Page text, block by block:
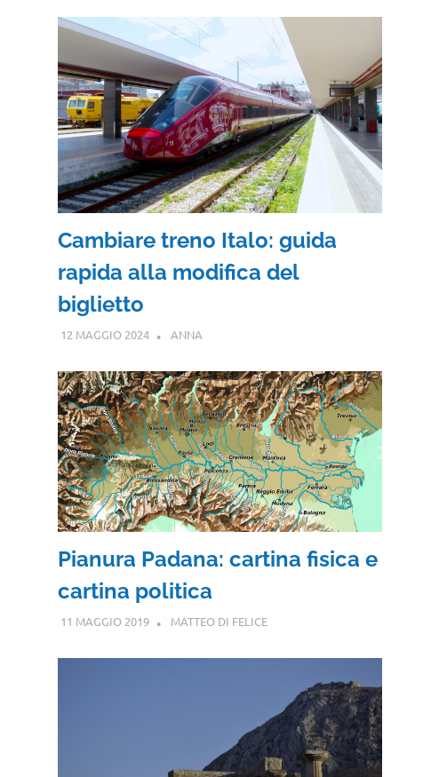
Cambiare treno Italo: guida
rapida alla modifica del
biglietto
12 MAGGIO 2024 ANNA
Pianura Padana: cartina fisica e
cartina politica
11 MAGGIO 2019 MATTEO DI FELICE